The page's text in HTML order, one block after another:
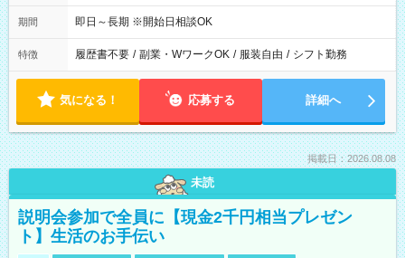
期間 即日～長期 ※開始日相談OK
特徴 履歴書不要 / 副業・WワークOK / 服装自由 / シフト勤務
気になる！ 応募する 詳細へ
掲載日：2026.08.08
未読
説明会参加で全員に【現金2千円相当プレゼン
ト】生活のお手伝い